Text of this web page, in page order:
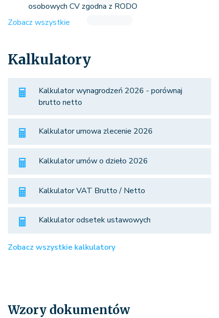
osobowych CV zgodna z RODO
Zobacz wszystkie
Kalkulatory
Kalkulator wynagrodzeń 2026 - porównaj
brutto netto
Kalkulator umowa zlecenie 2026
Kalkulator umów o dzieło 2026
Kalkulator VAT Brutto / Netto
Kalkulator odsetek ustawowych
Zobacz wszystkie kalkulatory
Wzory dokumentów